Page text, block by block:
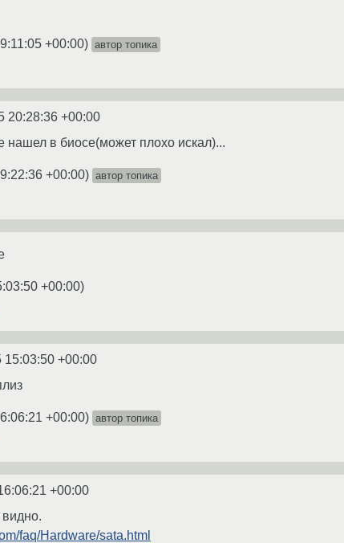
+00:00) автор топика
20:28:36 +00:00
нашел в биосе(может плохо искал)...
+00:00) автор топика
+00:00)
15:03:50 +00:00
+00:00) автор топика
+00:00
faq/Hardware/sata.html